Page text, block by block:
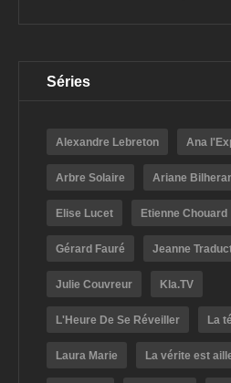
Séries
Alexandre Lebreton Ana
Arbre Solaire Ariane
Elise Lucet Etienne Chouard
Gérard Fauré Jeanne
Julie Couvreur Kla.TV
L'Heure De Se Réveiller La
Laura Marie La vérite est